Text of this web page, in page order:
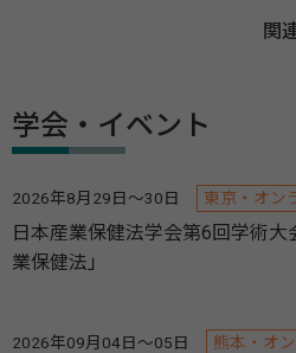
関
学会・イベント
2026年8月29日～30日 東京・オン
日本産業保健法学会第6回学術
業保健法」
2026年09月04日～05日 熊本・オ